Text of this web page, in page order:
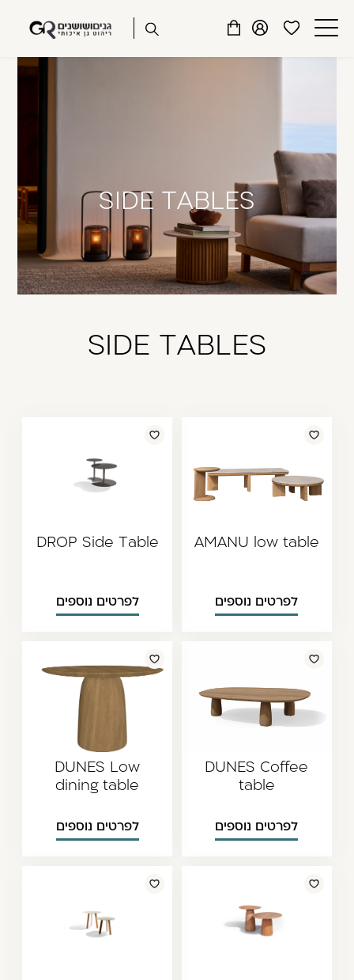
לֵב:
לִנְגִישׁוּת
הָאֲתָר.
פתיחת
חלונית
פתיחת
חלונית
פתיחת
מועדפים
שכחתי סיסמה
משתמש רשום כבר עכשיו.
להרשמה
SIDE TABLES
SIDE TABLES
AMANU low table
לפרטים נוספים
DROP Side Table
לפרטים נוספים
DUNES Coffee
table
לפרטים נוספים
DUNES Low
dining table
לפרטים נוספים